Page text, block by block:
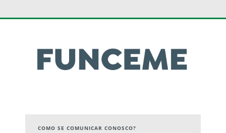
COMO SE COMUNICAR CONOSCO?